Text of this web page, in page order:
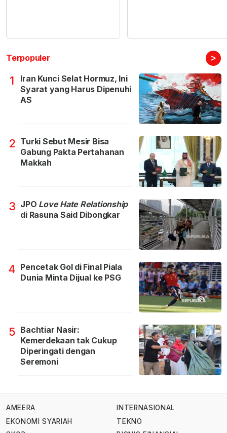
Terpopuler >
1
Iran Kunci Selat Hormuz, Ini
Syarat yang Harus Dipenuhi
AS
2 Turki Sebut Mesir Bisa
Gabung Pakta Pertahanan
Makkah
3 JPO Love Hate Relationship
di Rasuna Said Dibongkar
4 Pencetak Gol di Final Piala
Dunia Minta Dijual ke PSG
5 Bachtiar Nasir:
Kemerdekaan tak Cukup
Diperingati dengan
Seremoni
AMEERA
EKONOMI SYARIAH
INTERNASIONAL
TEKNO